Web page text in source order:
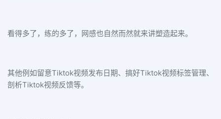
看得多了，练的多了，网感也自然而然就来讲塑造起来。
其他例如留意Tiktok视频发布日期、搞好Tiktok视频标签管理、
剖析Tiktok视频反馈等。